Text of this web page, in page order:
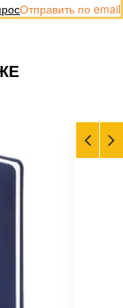
Отправить по email